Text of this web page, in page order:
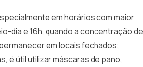
em horários com maior
dia e 16h, quando a concentração de
em locais fechados;
é útil utilizar máscaras de pano,